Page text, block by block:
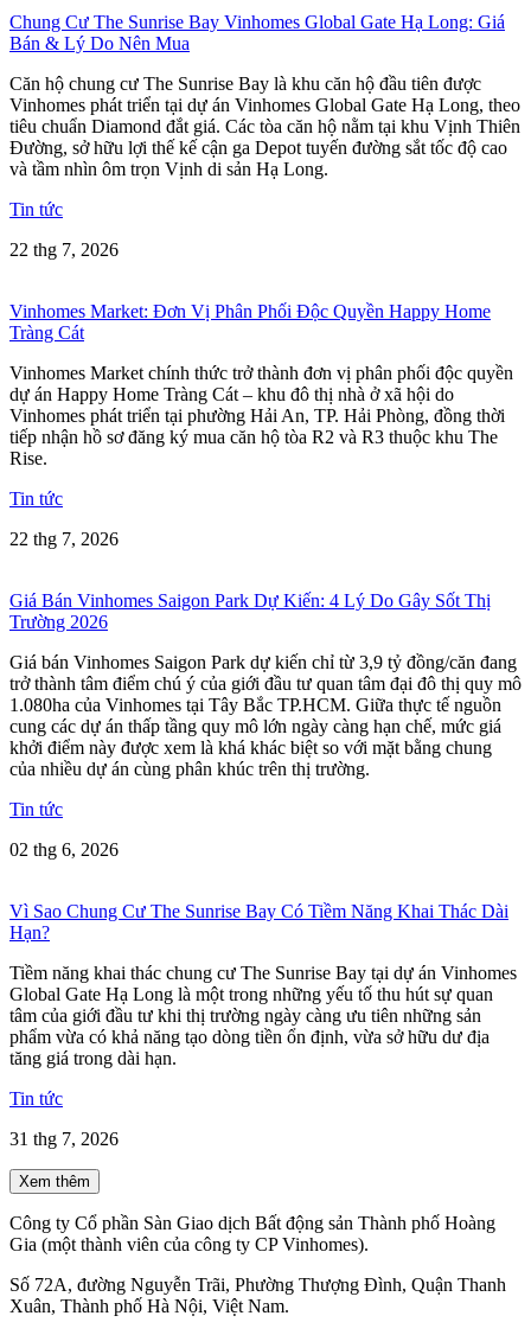
Chung Cư The Sunrise Bay Vinhomes Global Gate Hạ Long: Giá
Bán & Lý Do Nên Mua
Căn hộ chung cư The Sunrise Bay là khu căn hộ đầu tiên được
Vinhomes phát triển tại dự án Vinhomes Global Gate Hạ Long, theo
tiêu chuẩn Diamond đắt giá. Các tòa căn hộ nằm tại khu Vịnh Thiên
Đường, sở hữu lợi thế kế cận ga Depot tuyến đường sắt tốc độ cao
và tầm nhìn ôm trọn Vịnh di sản Hạ Long.
Tin tức
22 thg 7, 2026
Vinhomes Market: Đơn Vị Phân Phối Độc Quyền Happy Home
Tràng Cát
Vinhomes Market chính thức trở thành đơn vị phân phối độc quyền
dự án Happy Home Tràng Cát – khu đô thị nhà ở xã hội do
Vinhomes phát triển tại phường Hải An, TP. Hải Phòng, đồng thời
tiếp nhận hồ sơ đăng ký mua căn hộ tòa R2 và R3 thuộc khu The
Rise.
Tin tức
22 thg 7, 2026
Giá Bán Vinhomes Saigon Park Dự Kiến: 4 Lý Do Gây Sốt Thị
Trường 2026
Giá bán Vinhomes Saigon Park dự kiến chỉ từ 3,9 tỷ đồng/căn đang
trở thành tâm điểm chú ý của giới đầu tư quan tâm đại đô thị quy mô
1.080ha của Vinhomes tại Tây Bắc TP.HCM. Giữa thực tế nguồn
cung các dự án thấp tầng quy mô lớn ngày càng hạn chế, mức giá
khởi điểm này được xem là khá khác biệt so với mặt bằng chung
của nhiều dự án cùng phân khúc trên thị trường.
Tin tức
02 thg 6, 2026
Vì Sao Chung Cư The Sunrise Bay Có Tiềm Năng Khai Thác Dài
Hạn?
Tiềm năng khai thác chung cư The Sunrise Bay tại dự án Vinhomes
Global Gate Hạ Long là một trong những yếu tố thu hút sự quan
tâm của giới đầu tư khi thị trường ngày càng ưu tiên những sản
phẩm vừa có khả năng tạo dòng tiền ổn định, vừa sở hữu dư địa
tăng giá trong dài hạn.
Tin tức
31 thg 7, 2026
Xem thêm
Công ty Cổ phần Sàn Giao dịch Bất động sản Thành phố Hoàng
Gia (một thành viên của công ty CP Vinhomes).
Số 72A, đường Nguyễn Trãi, Phường Thượng Đình, Quận Thanh
Xuân, Thành phố Hà Nội, Việt Nam.